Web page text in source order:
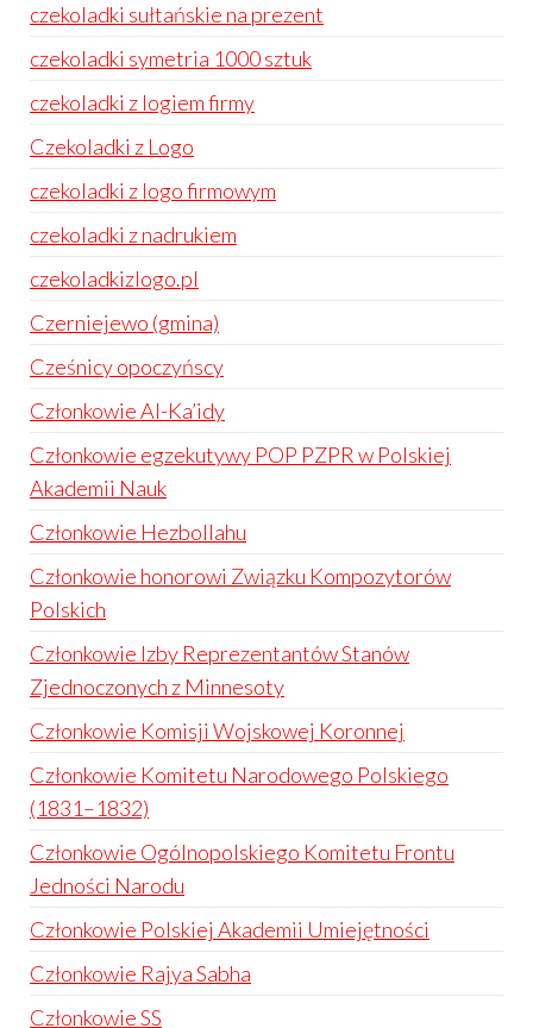
czekoladki sułtańskie na prezent
czekoladki symetria 1000 sztuk
czekoladki z logiem firmy
Czekoladki z Logo
czekoladki z logo firmowym
czekoladki z nadrukiem
czekoladkizlogo.pl
Czerniejewo (gmina)
Cześnicy opoczyńscy
Członkowie Al-Ka’idy
Członkowie egzekutywy POP PZPR w Polskiej
Akademii Nauk
Członkowie Hezbollahu
Członkowie honorowi Związku Kompozytorów
Polskich
Członkowie Izby Reprezentantów Stanów
Zjednoczonych z Minnesoty
Członkowie Komisji Wojskowej Koronnej
Członkowie Komitetu Narodowego Polskiego
(1831–1832)
Członkowie Ogólnopolskiego Komitetu Frontu
Jedności Narodu
Członkowie Polskiej Akademii Umiejętności
Członkowie Rajya Sabha
Członkowie SS